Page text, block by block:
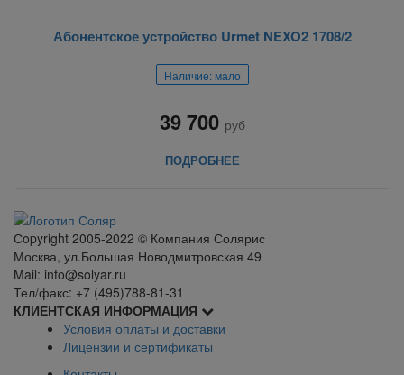
Абонентское устройство Urmet NEXO2 1708/2
Наличие: мало
39 700 руб
ПОДРОБНЕЕ
Сopyright 2005-2022 © Компания Солярис
Москва, ул.Большая Новодмитровская 49
Mail: info@solyar.ru
Тел/факс: +7 (495)788-81-31
КЛИЕНТСКАЯ ИНФОРМАЦИЯ
Условия оплаты и доставки
Лицензии и сертификаты